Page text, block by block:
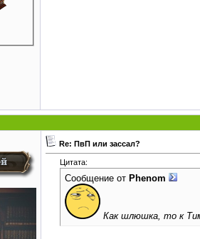
Re: ПвП или зассал?
Цитата:
Сообщение от Phenom
Как шлюшка, то к